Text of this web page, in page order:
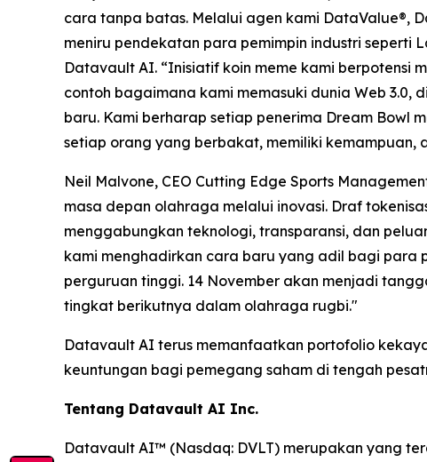
cara tanpa batas. Melalui agen kami DataValue®,
meniru pendekatan para pemimpin industri seperti
Datavault AI. “Inisiatif koin meme kami berpotensi
contoh bagaimana kami memasuki dunia Web
baru. Kami berharap setiap penerima Dream
setiap orang yang berbakat, memiliki
Neil Malvone, CEO Cutting Edge Sports
masa depan olahraga melalui inovasi. Draf
menggabungkan teknologi, transparansi, dan
kami menghadirkan cara baru yang adil bagi para
perguruan tinggi. 14 November akan menjadi
tingkat berikutnya dalam olahraga rugbi."
Datavault AI terus memanfaatkan portofolio
keuntungan bagi pemegang saham di tengah
Tentang Datavault AI Inc.
Datavault AI™ (Nasdaq: DVLT) merupakan yang